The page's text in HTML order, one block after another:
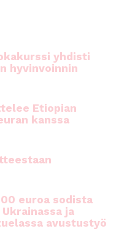
yhdisti
hyvinvoinnin
Etiopian
kanssa
euroa sodista
ja
avustustyö